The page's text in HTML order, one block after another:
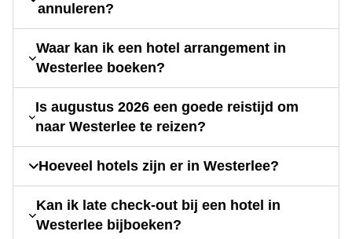
annuleren?
Waar kan ik een hotel arrangement in
Westerlee boeken?
Is augustus 2026 een goede reistijd om
naar Westerlee te reizen?
Hoeveel hotels zijn er in Westerlee?
Kan ik late check-out bij een hotel in
Westerlee bijboeken?